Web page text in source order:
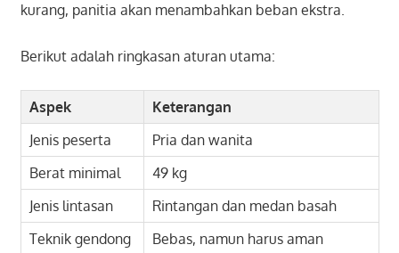
kurang, panitia akan menambahkan beban ekstra.
Berikut adalah ringkasan aturan utama:
Aspek
Keterangan
Jenis peserta
Pria dan wanita
Berat minimal
49 kg
Jenis lintasan
Rintangan dan medan basah
Teknik gendong
Bebas, namun harus aman